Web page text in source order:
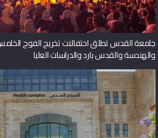
جامعة القدس تطلق احتفالات تخريج الفوج
والهندسة والقدس بارد والدراسات العليا